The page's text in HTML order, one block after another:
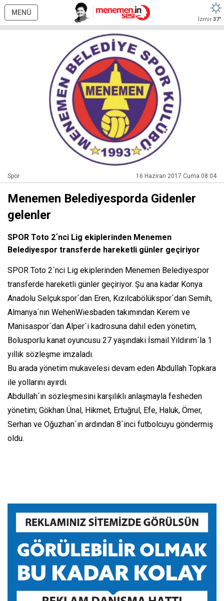
MENÜ
İzmir 37°
Spor 16 Haziran 2017 Cuma 08:04
Menemen Belediyesporda Gidenler
gelenler
SPOR Toto 2´nci Lig ekiplerinden Menemen
Belediyespor transferde hareketli günler geçiriyor
SPOR Toto 2´nci Lig ekiplerinden Menemen Belediyespor
transferde hareketli günler geçiriyor. Şu ana kadar Konya
Anadolu Selçukspor´dan Eren, Kızılcabölükspor´dan Semih,
Almanya´nın WehenWiesbaden takımından Kerem ve
Manisaspor´dan Alper´i kadrosuna dahil eden yönetim,
Bolusporlu kanat oyuncusu 27 yaşındaki İsmail Yıldırım´la 1
yıllık sözleşme imzaladı.
Bu arada yönetim mukavelesi devam eden Abdullah Topkara
ile yollarını ayırdı.
Abdullah´ın sözleşmesini karşılıklı anlaşmayla fesheden
yönetim; Gökhan Ünal, Hikmet, Ertuğrul, Efe, Haluk, Ömer,
Serhan ve Oğuzhan´ın ardından 8´inci futbolcuyu göndermiş
oldu.